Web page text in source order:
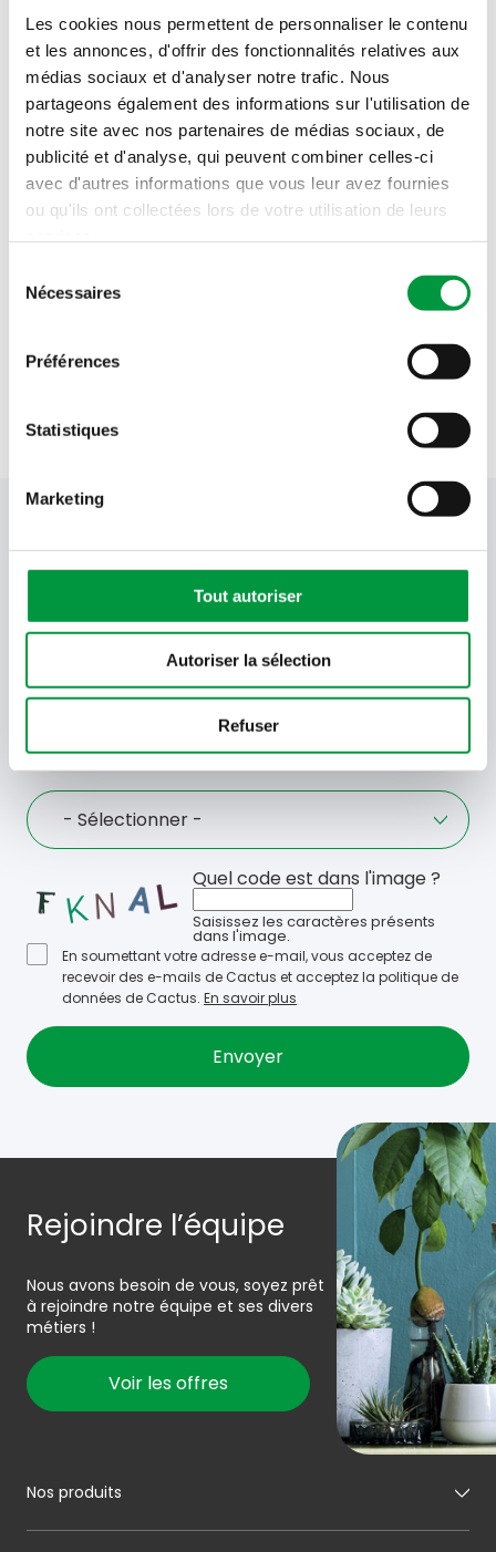
Les cookies nous permettent de personnaliser le contenu
et les annonces, d'offrir des fonctionnalités relatives aux
médias sociaux et d'analyser notre trafic. Nous
partageons également des informations sur l'utilisation de
notre site avec nos partenaires de médias sociaux, de
publicité et d'analyse, qui peuvent combiner celles-ci
avec d'autres informations que vous leur avez fournies
ou qu'ils ont collectées lors de votre utilisation de leurs
Nécessaires
Préférences
Statistiques
Marketing
Tout autoriser
Autoriser la sélection
Refuser
Votre newsletter Cactus
Offres, recettes, promotions et offres exclusives en
email
Language
- Sélectionner -
Quel code est dans l'image ?
Saisissez les caractères présents
dans l'image.
En soumettant votre adresse e-mail, vous acceptez de
recevoir des e-mails de Cactus et acceptez la politique de
données de Cactus. En savoir plus
Rejoindre l’équipe
Nous avons besoin de vous, soyez prêt
à rejoindre notre équipe et ses divers
métiers !
Voir les offres
Nos produits